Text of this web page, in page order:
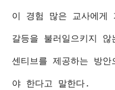
이 경험 많은 교사에게
갈등을 불러일으키지
센티브를 제공하는 방
야 한다고 말한다.